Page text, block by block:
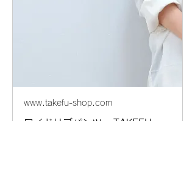
www.takefu-shop.com
ワイドリブパンツ - TAKEFU